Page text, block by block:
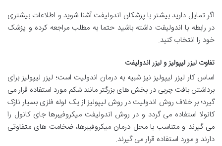
اگر تمایل دارید بیشتر با پزشکان اندولیفت آشنا شوید و اطلاعات بیشتری
در رابطه با اندولیفت داشته باشید حتما به مطلب مراجعه کرده و پزشک
خود را انتخاب کنید.
تفاوت لیزر لیپولیز و لیزر اندولیفت
اساس کار لیزر لیپولیز نیز شبیه به درمان اندولیت است؛ لیزر لیپولیز برای
برداشتن بافت چربی در بخش های بزرگتر مانند شکم مورد استفاده قرار می
گیرد؛ بر خلاف روش اندولیت در روش لیپولیز از یک لوله فلزی بسیار نازک
کانولا استفاده می گردد و در روش اندولیفت میکروفیبرها جای کانول را
می گیرند و متناسب با محل درمان میکروفیبرها، ضخامت های متفاوتی
دارند و مورد استفاده قرار می گیرند.